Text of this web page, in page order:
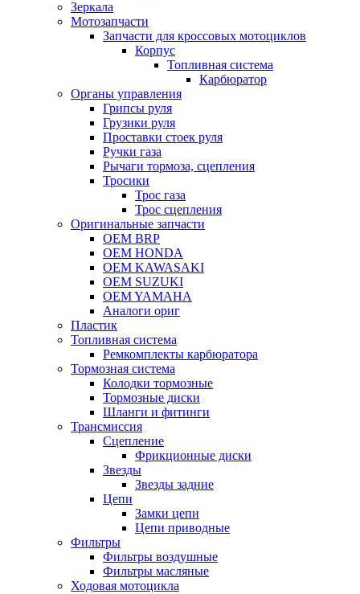
Зеркала
Мотозапчасти
Запчасти для кроссовых мотоциклов
Корпус
Топливная система
Карбюратор
Органы управления
Грипсы руля
Грузики руля
Проставки стоек руля
Ручки газа
Рычаги тормоза, сцепления
Тросики
Трос газа
Трос сцепления
Оригинальные запчасти
OEM BRP
OEM HONDA
OEM KAWASAKI
OEM SUZUKI
OEM YAMAHA
Аналоги ориг
Пластик
Топливная система
Ремкомплекты карбюратора
Тормозная система
Колодки тормозные
Тормозные диски
Шланги и фитинги
Трансмиссия
Cцепление
Фрикционные диски
Звезды
Звезды задние
Цепи
Замки цепи
Цепи приводные
Фильтры
Фильтры воздушные
Фильтры масляные
Ходовая мотоцикла